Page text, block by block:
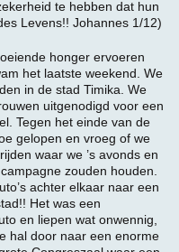
te hebben dat hun
Levens!! Johannes 1/12)
honger ervoeren
het laatste weekend. We
in de stad Timika. We
uitgenodigd voor een
Tegen het einde van de
gelopen en vroeg of we
waar we ’s avonds en
zouden houden.
achter elkaar naar een
Het was een
en liepen wat onwennig,
hal door naar een enorme